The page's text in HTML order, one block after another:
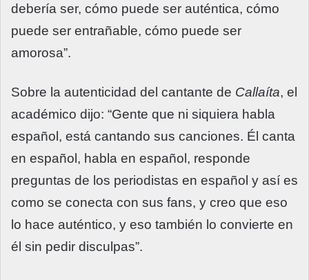
debería ser, cómo puede ser auténtica, cómo
puede ser entrañable, cómo puede ser
amorosa”.
Sobre la autenticidad del cantante de Callaíta, el
académico dijo: “Gente que ni siquiera habla
español, está cantando sus canciones. Él canta
en español, habla en español, responde
preguntas de los periodistas en español y así es
como se conecta con sus fans, y creo que eso
lo hace auténtico, y eso también lo convierte en
él sin pedir disculpas”.